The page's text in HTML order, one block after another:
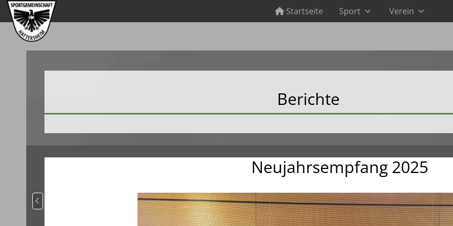
Startseite Sport Verein
Berichte
Neujahrsempfang 2025
Vorheriger Beitrag: Neujahrsempfang 2026 - Applaus für die Gründungsmitglieder von 1966